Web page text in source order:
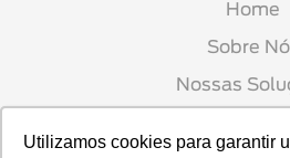
Utilizamos cookies para garantir
Utilizamos cookies para garantir
Home
Sobre
Nossas